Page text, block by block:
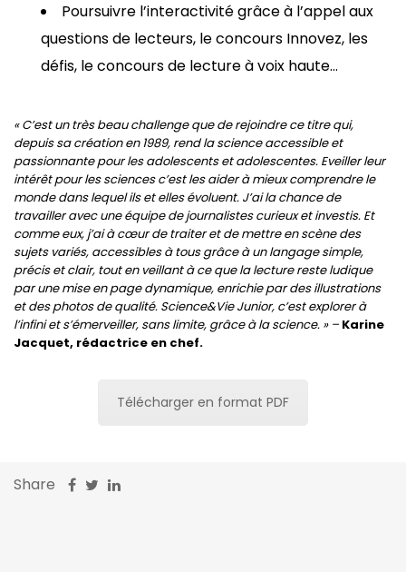
Poursuivre l’interactivité grâce à l’appel aux
questions de lecteurs, le concours Innovez, les
défis, le concours de lecture à voix haute…
« C’est un très beau challenge que de rejoindre ce titre qui,
depuis sa création en 1989, rend la science accessible et
passionnante pour les adolescents et adolescentes. Eveiller leur
intérêt pour les sciences c’est les aider à mieux comprendre le
monde dans lequel ils et elles évoluent. J’ai la chance de
travailler avec une équipe de journalistes curieux et investis. Et
comme eux, j’ai à cœur de traiter et de mettre en scène des
sujets variés, accessibles à tous grâce à un langage simple,
précis et clair, tout en veillant à ce que la lecture reste ludique
par une mise en page dynamique, enrichie par des illustrations
et des photos de qualité. Science&Vie Junior, c’est explorer à
l’infini et s’émerveiller, sans limite, grâce à la science. » – Karine
Jacquet, rédactrice en chef.
Télécharger en format PDF
Share